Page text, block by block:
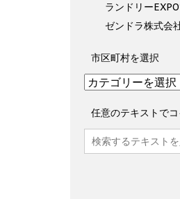
ランドリー
ゼンドラ株式会
市区町村を選択
市
町
村
を
選
任意のテキストで